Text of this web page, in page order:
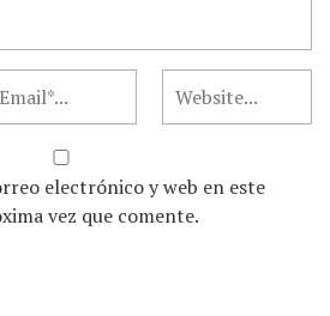
electrónico y web en este
vez que comente.